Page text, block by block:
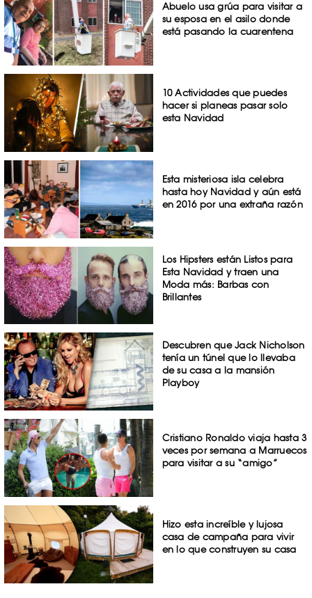
Abuelo usa grúa para visitar a
su esposa en el asilo donde
está pasando la cuarentena
10 Actividades que puedes
hacer si planeas pasar solo
esta Navidad
Esta misteriosa isla celebra
hasta hoy Navidad y aún está
en 2016 por una extraña razón
Los Hipsters están Listos para
Esta Navidad y traen una
Moda más: Barbas con
Brillantes
Descubren que Jack Nicholson
tenía un túnel que lo llevaba
de su casa a la mansión
Playboy
Cristiano Ronaldo viaja hasta 3
veces por semana a Marruecos
para visitar a su “amigo”
Hizo esta increíble y lujosa
casa de campaña para vivir
en lo que construyen su casa